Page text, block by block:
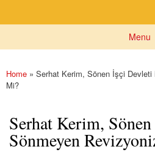
Menu
You are here
Home » Serhat Kerim, Sönen İşçi
Mi?
Serhat Kerim,
Sönmeyen